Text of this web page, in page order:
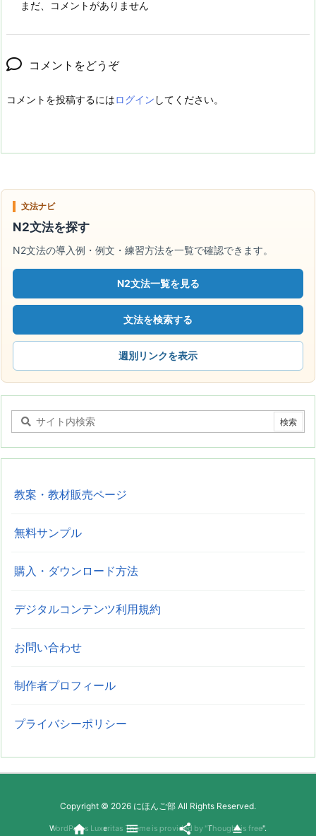
まだ、コメントがありません
コメントをどうぞ
コメントを投稿するにはログイン してください。
文法ナビ
N2文法を探す
N2文法の導入例・例文・練習方法を一覧で確認できます。
N2文法一覧を見る
文法を検索する
週別リンクを表示
教案・教材販売ページ
無料サンプル
購入・ダウンロード方法
デジタルコンテンツ利用規約
お問い合わせ
制作者プロフィール
プライバシーポリシー
Copyright © 2026 にほんご部 All Rights Reserved.
WordPress Luxeritas Theme is provided by "Thought is free".
   